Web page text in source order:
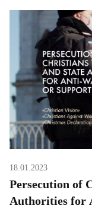
18.01.2023
Persecution of
Authorities for